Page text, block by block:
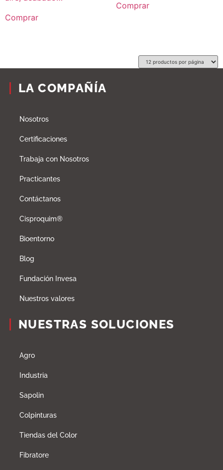
Comprar
Comprar
LA COMPAÑÍA
Nosotros
Certificaciones
Trabaja con Nosotros
Practicantes
Contáctanos
Cisproquim®
Bioentorno
Blog
Fundación Invesa
Nuestros valores
NUESTRAS SOLUCIONES
Agro
Industria
Sapolin
Colpinturas
Tiendas del Color
Fibratore